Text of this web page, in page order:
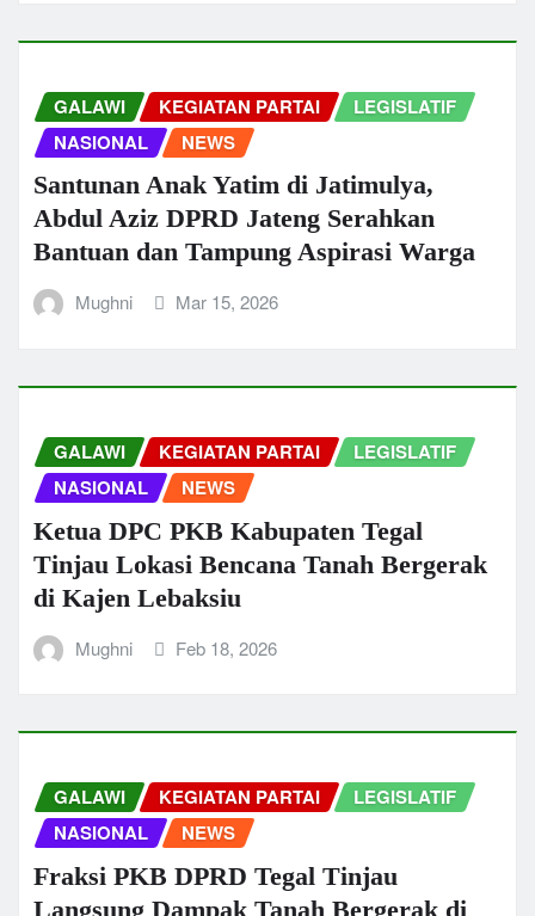
GALAWI KEGIATAN PARTAI
LEGISLATIF
NASIONAL
NEWS
Santunan Anak Yatim di Jatimulya,
Abdul Aziz DPRD Jateng Serahkan
Bantuan dan Tampung Aspirasi Warga
Mughni Mar 15, 2026
GALAWI KEGIATAN PARTAI
LEGISLATIF
NASIONAL
NEWS
Ketua DPC PKB Kabupaten Tegal
Tinjau Lokasi Bencana Tanah Bergerak
di Kajen Lebaksiu
Mughni Feb 18, 2026
GALAWI KEGIATAN PARTAI
LEGISLATIF
NASIONAL
NEWS
Fraksi PKB DPRD Tegal Tinjau
Langsung Dampak Tanah Bergerak di